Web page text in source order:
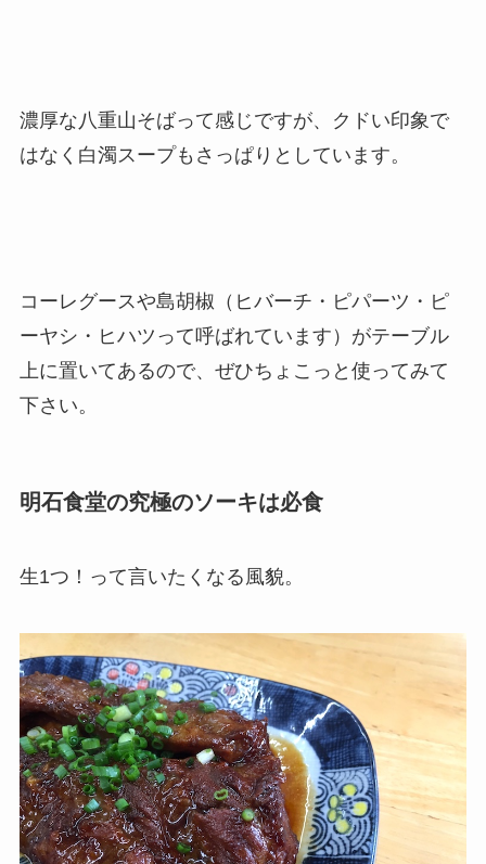
濃厚な八重山そばって感じですが、クドい印象で
はなく白濁スープもさっぱりとしています。
コーレグースや島胡椒（ヒバーチ・ピパーツ・ピ
ーヤシ・ヒハツって呼ばれています）がテーブル
上に置いてあるので、ぜひちょこっと使ってみて
下さい。
明石食堂の究極のソーキは必食
生1つ！って言いたくなる風貌。